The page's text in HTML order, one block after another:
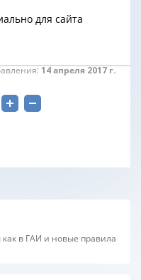
для сайта
14 апреля 2017 г.
в ГАИ и новые правила